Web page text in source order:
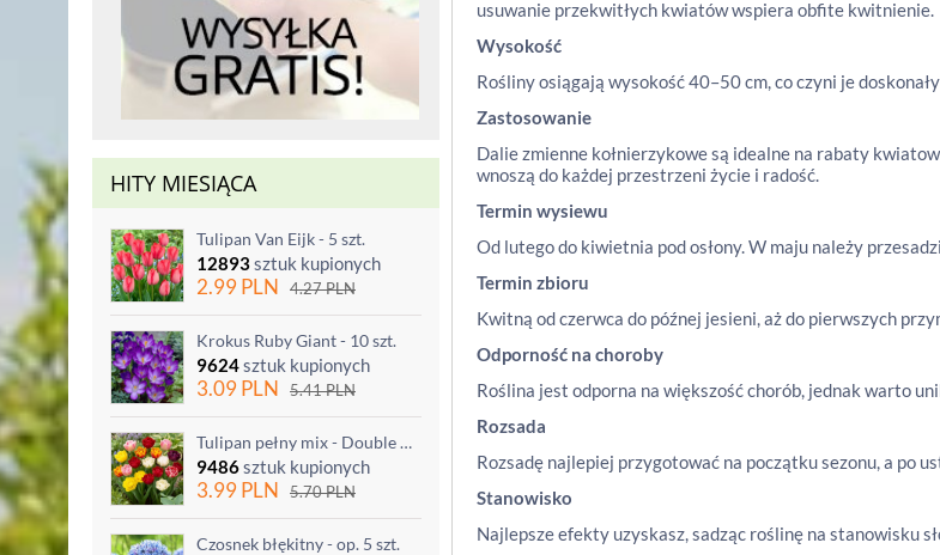
HITY MIESIĄCA
Tulipan Van Eijk - 5 szt.
12893sztuk kupionych
2.99PLN 4.27PLN
Krokus Ruby Giant - 10 szt.
9624sztuk kupionych
3.09PLN 5.41PLN
Tulipan pełny mix - Double mix - 5 szt.
9486sztuk kupionych
3.99PLN 5.70PLN
Czosnek błękitny - op. 5 szt.
usuwanie przekwitłych kwiatów wspiera obfite kwitnienie.
Wysokość
Rośliny osiągają wysokość 40–50 cm, co czyni je
Zastosowanie
Dalie zmienne kołnierzykowe są idealne na rabaty
wnoszą do każdej przestrzeni życie i radość.
Termin wysiewu
Od lutego do kiwietnia pod osłony. W maju należy
Termin zbioru
Kwitną od czerwca do późnej jesieni, aż do pierwszych
Odporność na choroby
Roślina jest odporna na większość chorób, jednak warto
Rozsada
Rozsadę najlepiej przygotować na początku sezonu, a po
Stanowisko
Najlepsze efekty uzyskasz, sadząc roślinę na stanowisku